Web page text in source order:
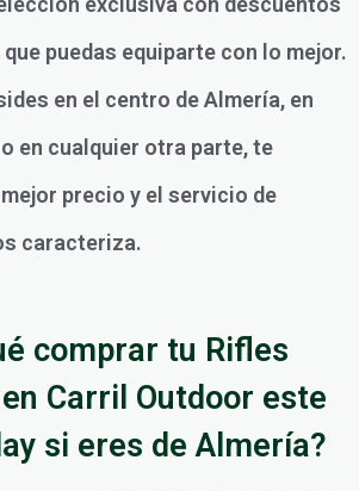
puedas equiparte con lo mejor.
en el centro de Almería, en
en cualquier otra parte, te
precio y el servicio de
caracteriza.
comprar tu Rifles
Carril Outdoor este
si eres de Almería?